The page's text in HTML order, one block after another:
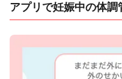
アプリで妊娠中の体調